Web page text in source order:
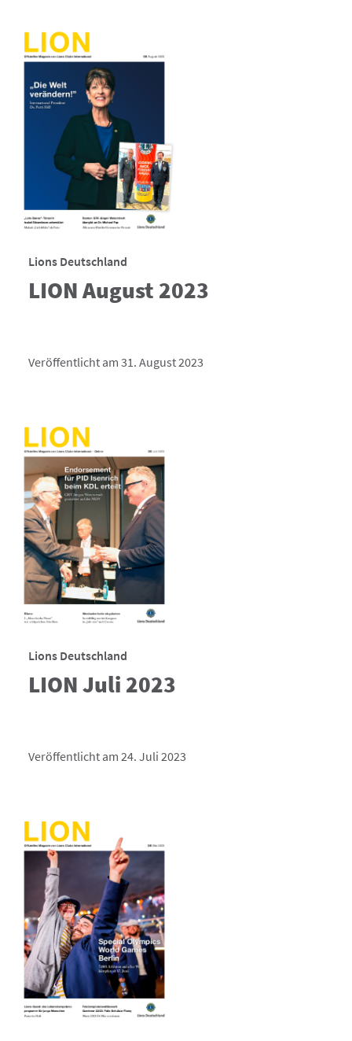
Lions Deutschland
LION August 2023
Veröffentlicht am 31. August 2023
Lions Deutschland
LION Juli 2023
Veröffentlicht am 24. Juli 2023